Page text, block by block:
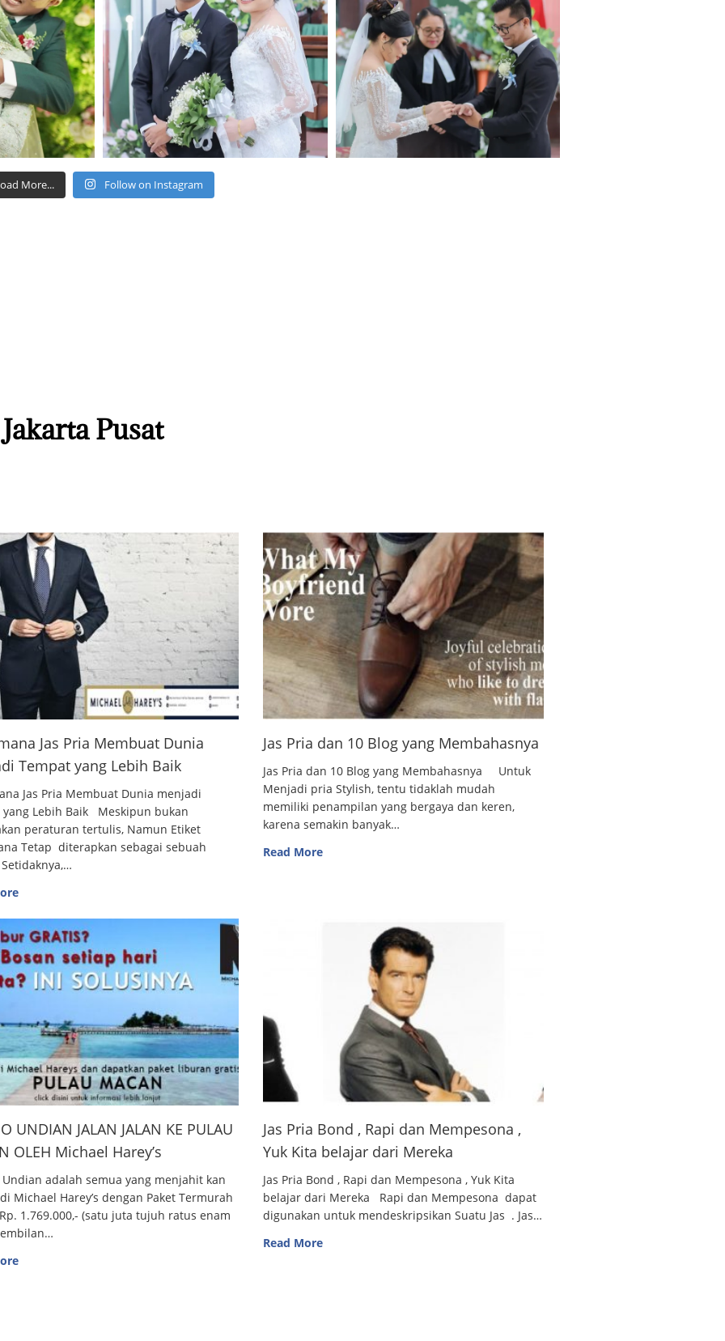
More... Follow on Instagram
Pusat
Jas Pria Membuat Dunia
Tempat yang Lebih Baik
Jas Pria Membuat Dunia menjadi
yang Lebih Baik Meskipun bukan
peraturan tertulis, Namun Etiket
Tetap diterapkan sebagai sebuah
Jas Pria dan 10 Blog yang Membahasnya
Jas Pria dan 10 Blog yang Membahasnya Untuk
Menjadi pria Stylish, tentu tidaklah mudah
memiliki penampilan yang bergaya dan keren,
karena semakin banyak…
Read More
UNDIAN JALAN JALAN KE PULAU
OLEH Michael Harey’s
Undian adalah semua yang menjahit kan
Michael Harey’s dengan Paket Termurah
1.769.000,- (satu juta tujuh ratus enam
Jas Pria Bond , Rapi dan Mempesona ,
Yuk Kita belajar dari Mereka
Jas Pria Bond , Rapi dan Mempesona , Yuk Kita
belajar dari Mereka Rapi dan Mempesona dapat
digunakan untuk mendeskripsikan Suatu Jas . Jas…
Read More